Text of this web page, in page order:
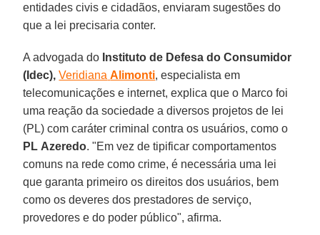
entidades civis e cidadãos, enviaram sugestões do
que a lei precisaria conter.
A advogada do Instituto de Defesa do Consumidor
(Idec),Veridiana Alimonti, especialista em
telecomunicações e internet, explica que o Marco foi
uma reação da sociedade a diversos projetos de lei
(PL) com caráter criminal contra os usuários, como o
PL Azeredo. "Em vez de tipificar comportamentos
comuns na rede como crime, é necessária uma lei
que garanta primeiro os direitos dos usuários, bem
como os deveres dos prestadores de serviço,
provedores e do poder público", afirma.